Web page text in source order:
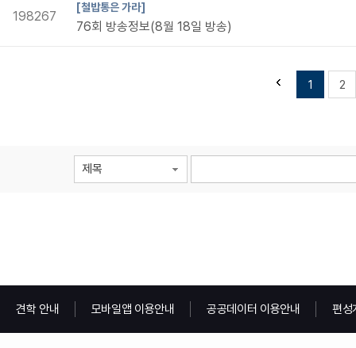
198267
[철밥통은 가라]
76회 방송정보(8월 18일 방송)
1 2
제목
견학 안내 모바일앱 이용안내 공공데이터 이용안내 편성